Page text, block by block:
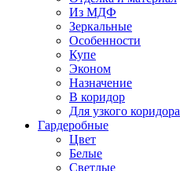
Из МДФ
Зеркальные
Особенности
Купе
Эконом
Назначение
В коридор
Для узкого коридора
Гардеробные
Цвет
Белые
Светлые